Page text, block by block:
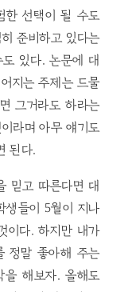
한 선택이 될 수도
준비하고 있다는
있다. 논문에 대
지는 주제는 드물
그거라도 하라는
라며 아무 얘기도
된다.
믿고 따른다면 대
들이 5월이 지나
이다. 하지만 내가
정말 좋아해 주는
해보자. 올해도